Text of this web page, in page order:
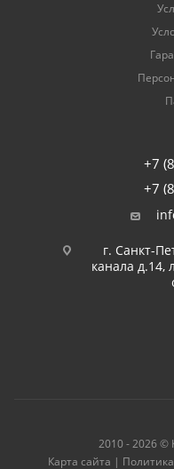
+7
+7
г. Санкт-
канала д.14,
2010 - 2026 ©
Карта сайта |